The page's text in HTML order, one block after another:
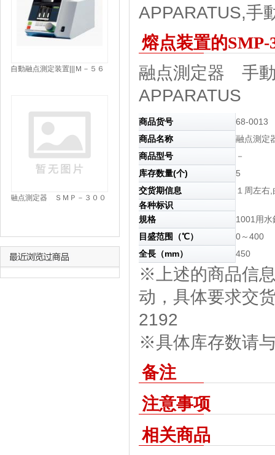
APPARATUS,手
熔点装置的
融点測定器 手
APPARATUS
商品货号
68-0013
商品名称
融点測定
商品型号
－
库存数量(个)
5
交货期信息
１周左
各种标识
規格
1001用水
目盛范围（℃）
0～400
全長（mm）
450
※上述的商品信
动，具体要求交
2192
※具体库存数请
备注
注意事项
相关商品
自動融点測定装置|||Ｍ－５６
融点測定器 ＳＭＰ－３００